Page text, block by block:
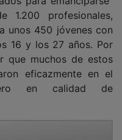
profesionales,
unos 450 jóvenes con
16 y los 27 años. Por
que muchos de estos
eficazmente en el
en calidad de